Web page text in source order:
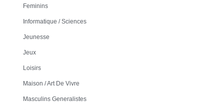
Feminins
Informatique / Sciences
Jeunesse
Jeux
Loisirs
Maison / Art De Vivre
Masculins Generalistes